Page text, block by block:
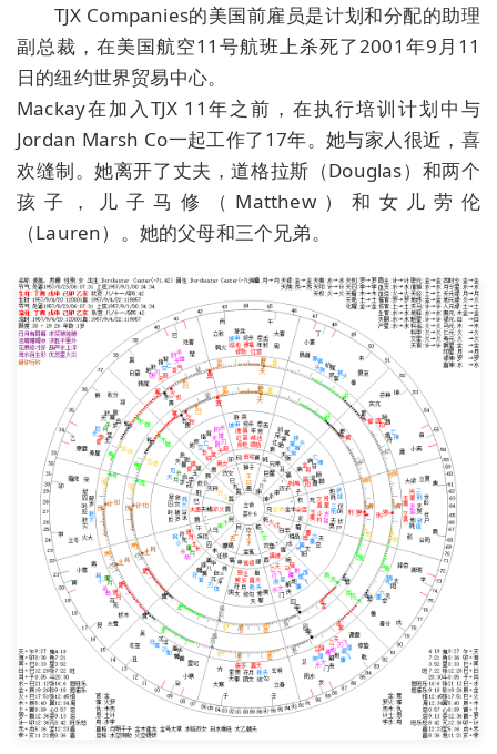
TJX Companies的美国前雇员是计划和分配的助理
副总裁，在美国航空11号航班上杀死了2001年9月11
日的纽约世界贸易中心。
Mackay在加入TJX 11年之前，在执行培训计划中与
Jordan Marsh Co一起工作了17年。她与家人很近，喜
欢缝制。她离开了丈夫，道格拉斯（Douglas）和两个
孩子，儿子马修（Matthew）和女儿劳伦
（Lauren）。她的父母和三个兄弟。